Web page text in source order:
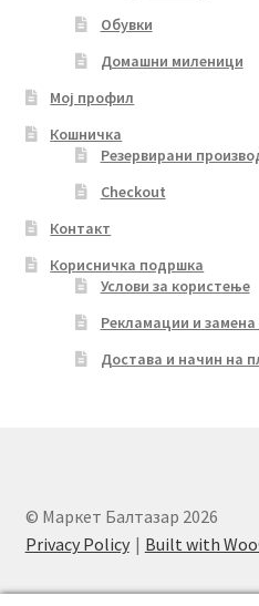
Обувки
Домашни миленици
Мој профил
Кошничка
Резервирани
Checkout
Контакт
Корисничка подршка
Услови за користење
Рекламации и
Достава и начин на
© Маркет Балтазар 2026
Privacy Policy
Built with